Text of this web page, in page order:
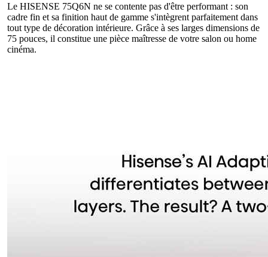
Le HISENSE 75Q6N ne se contente pas d'être performant : son
cadre fin et sa finition haut de gamme s'intègrent parfaitement dans
tout type de décoration intérieure. Grâce à ses larges dimensions de
75 pouces, il constitue une pièce maîtresse de votre salon ou home
cinéma.